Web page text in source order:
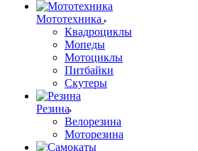
Мототехника
Квадроциклы
Мопеды
Мотоциклы
Питбайки
Скутеры
Резина
Велорезина
Моторезина